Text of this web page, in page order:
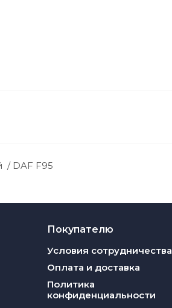
/ DAF F95
Покупателю
Условия сотрудничества
Оплата и доставка
Политика
конфиденциальности